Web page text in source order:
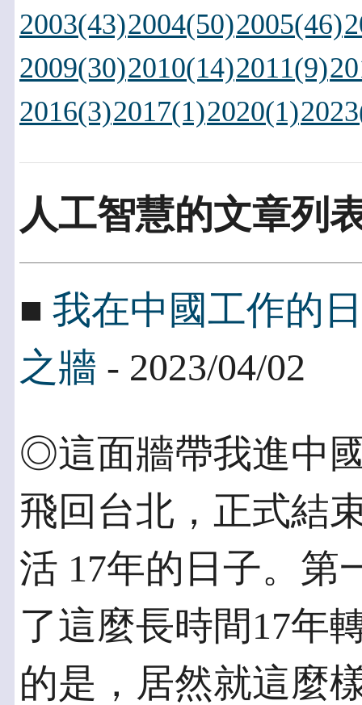
2003(43)2004(50)2005(46)
2009(30)2010(14)2011(9)
2016(3)2017(1)2020(1)
人工智慧的文章列
■ 我在中國工作的
之牆 - 2023/04/02
◎這面牆帶我進中
飛回台北，正式結
活 17年的日子。第
了這麼長時間17年
的是，居然就這麼